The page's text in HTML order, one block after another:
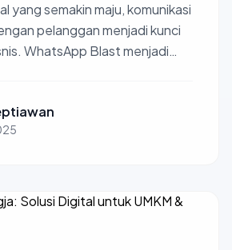
yang semakin maju, komunikasi
pelanggan menjadi kunci
WhatsApp Blast menjadi